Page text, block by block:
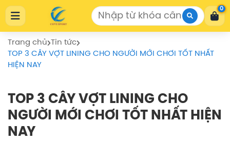
Cửa Hàng Thể Thao COVISPORT
Cửa Hàng Thể Thao COVISPORT
0772155559
https://covisport.com/
0
Trang chủ Tin tức
TOP 3 CÂY VỢT LINING CHO NGƯỜI MỚI CHƠI TỐT NHẤT
HIỆN NAY
TOP 3 CÂY VỢT LINING CHO
NGƯỜI MỚI CHƠI TỐT NHẤT HIỆN
NAY